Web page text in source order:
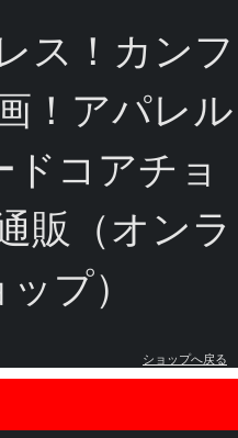
ス！カンフ
！アパレル
ドコアチョ
販（オンラ
プ）
ショップへ戻る